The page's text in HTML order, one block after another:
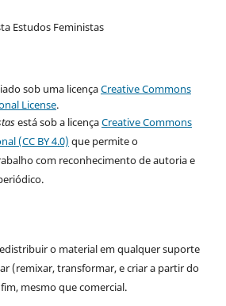
Estudos Feministas
sob uma licençaCreative Commons
License.
está sob a licençaCreative Commons
(CC BY 4.0) que permite o
com reconhecimento de autoria e
o material em qualquer suporte
(remixar, transformar, e criar a partir do
mesmo que comercial.